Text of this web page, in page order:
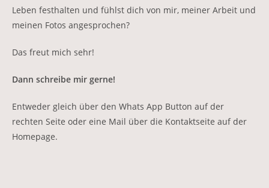
Leben festhalten und fühlst dich von mir, meiner Arbeit und
meinen Fotos angesprochen?
Das freut mich sehr!
Dann schreibe mir gerne!
Entweder gleich über den Whats App Button auf der
rechten Seite oder eine Mail über die Kontaktseite auf der
Homepage.